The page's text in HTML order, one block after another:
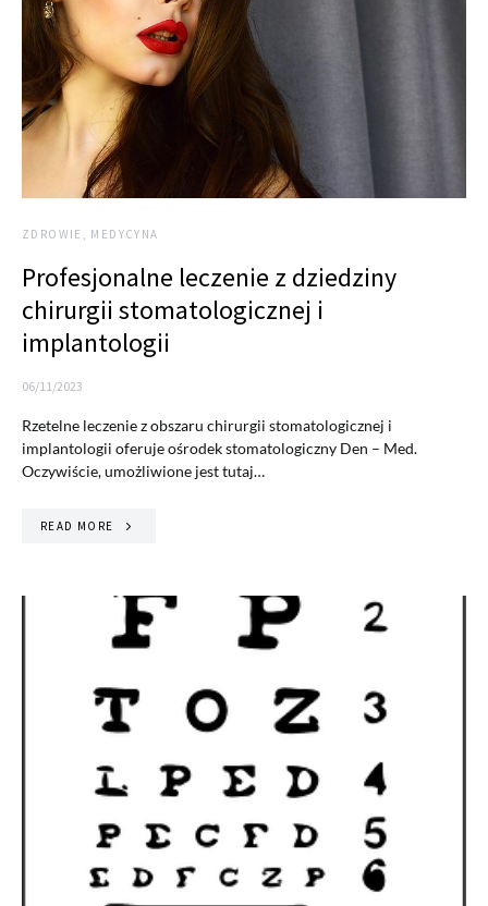
ZDROWIE, MEDYCYNA
Profesjonalne leczenie z dziedziny
chirurgii stomatologicznej i
implantologii
06/11/2023
Rzetelne leczenie z obszaru chirurgii stomatologicznej i
implantologii oferuje ośrodek stomatologiczny Den – Med.
Oczywiście, umożliwione jest tutaj…
READ MORE